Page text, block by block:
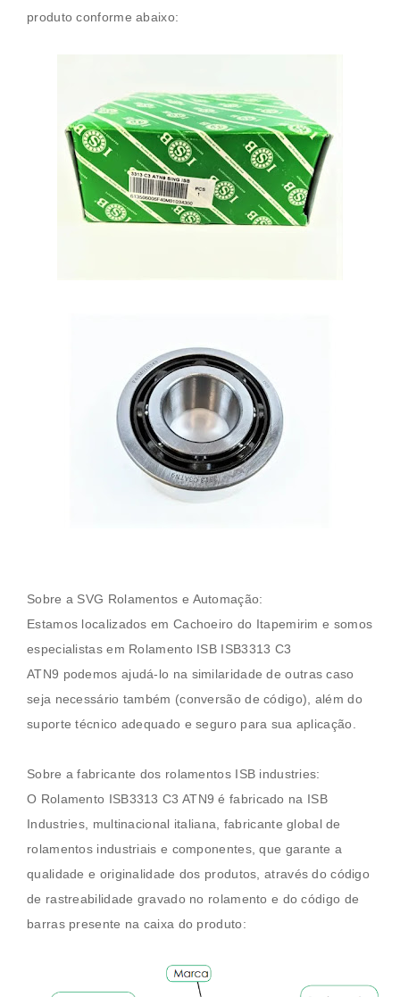
produto conforme abaixo:
Sobre a SVG Rolamentos e Automação:
Estamos localizados em Cachoeiro do Itapemirim e somos
especialistas em Rolamento ISB ISB3313 C3
ATN9 podemos ajudá-lo na similaridade de outras caso
seja necessário também (conversão de código), além do
suporte técnico adequado e seguro para sua aplicação.
Sobre a fabricante dos rolamentos ISB industries:
O Rolamento ISB3313 C3 ATN9é fabricado na ISB
Industries, multinacional italiana, fabricante global de
rolamentos industriais e componentes, que garante a
qualidade e originalidade dos produtos, através do código
de rastreabilidade gravado no rolamento e do código de
barras presente na caixa do produto: